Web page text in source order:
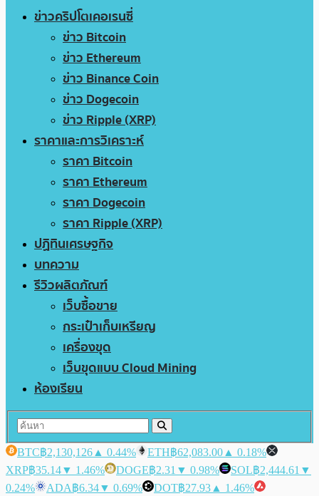
ข่าวคริปโตเคอเรนซี่
ข่าว Bitcoin
ข่าว Ethereum
ข่าว Binance Coin
ข่าว Dogecoin
ข่าว Ripple (XRP)
ราคาและการวิเคราะห์
ราคา Bitcoin
ราคา Ethereum
ราคา Dogecoin
ราคา Ripple (XRP)
ปฏิทินเศรษฐกิจ
บทความ
รีวิวผลิตภัณฑ์
เว็บซื้อขาย
กระเป๋าเก็บเหรียญ
เครื่องขุด
เว็บขุดแบบ Cloud Mining
ห้องเรียน
BTC฿2,130,126 ▲ 0.44% ETH฿62,083.00 ▲ 0.18%
XRP฿35.14▼ 1.46% DOGE฿2.31 ▼ 0.98% SOL฿2,444.61 ▼
0.24%
ADA฿6.34▼ 0.69% DOT฿27.93 ▲ 1.46%